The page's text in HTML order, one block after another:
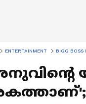
ENTERTAINMENT BIGG BOSS